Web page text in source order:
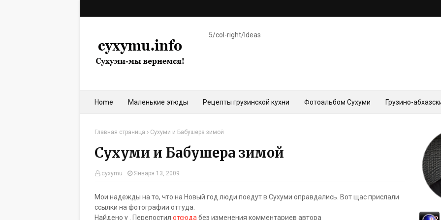
5/col-right/Ideas
Home Маленькие этюды Рецепты грузинской кухни Фотоальбом Сухуми Грузино-
Главная страница Сухуми и Бабушера зимой
Сухуми и Бабушера зимой
cyxymu Января 13, 2009
Мои надежды на то, что на Новый год люди поедут в Сухуми оправдались. Вот щас прислали
ссылки на фотографии оттуда.
Найдено у
. Перепостил отсюда без изменения комментариев автора